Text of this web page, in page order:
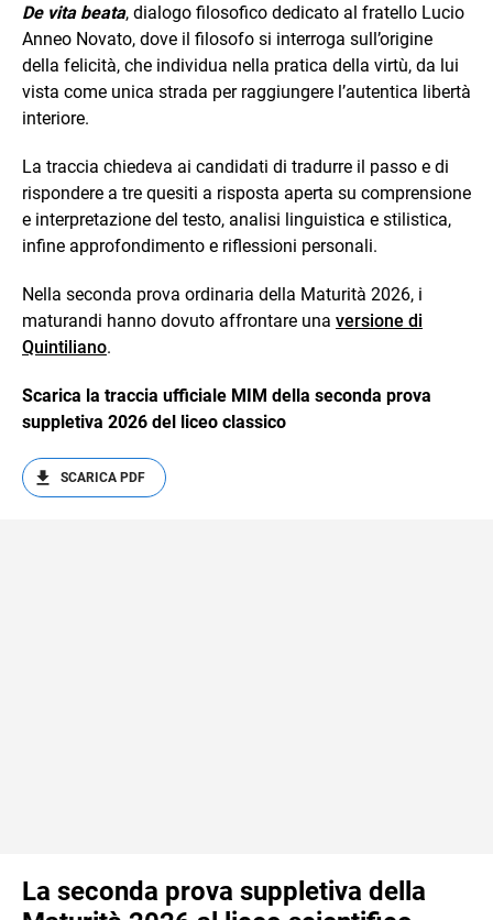
De vita beata, dialogo filosofico dedicato al fratello Lucio
Anneo Novato, dove il filosofo si interroga sull’origine
della felicità, che individua nella pratica della virtù, da lui
vista come unica strada per raggiungere l’autentica libertà
interiore.
La traccia chiedeva ai candidati di tradurre il passo e di
rispondere a tre quesiti a risposta aperta su comprensione
e interpretazione del testo, analisi linguistica e stilistica,
infine approfondimento e riflessioni personali.
Nella seconda prova ordinaria della Maturità 2026, i
maturandi hanno dovuto affrontare una versione di
Quintiliano.
Scarica la traccia ufficiale MIM della seconda prova
suppletiva 2026 del liceo classico
SCARICA PDF
La seconda prova suppletiva della